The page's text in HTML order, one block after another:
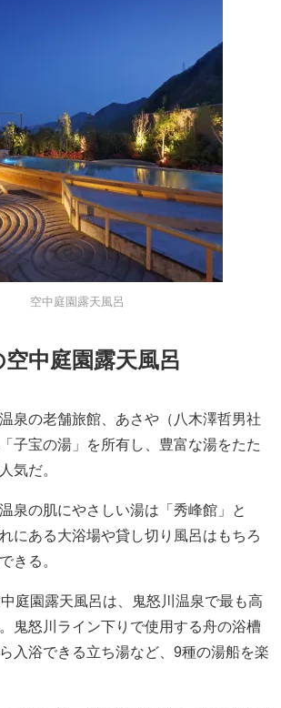
空中庭園露天風呂
中庭園露天風呂
泉の老舗旅館、あさや（八木澤哲男社
子宝の湯」を所有し、豊富な湯をたた
気だ。
泉の肌にやさしい湯は「秀峰館」と
にある大浴場や貸し切り風呂はもちろ
きる。
庭園露天風呂は、鬼怒川温泉で最も高
鬼怒川ライン下りで使用する舟の浴槽
入浴できる立ち湯など、9種の湯船を楽